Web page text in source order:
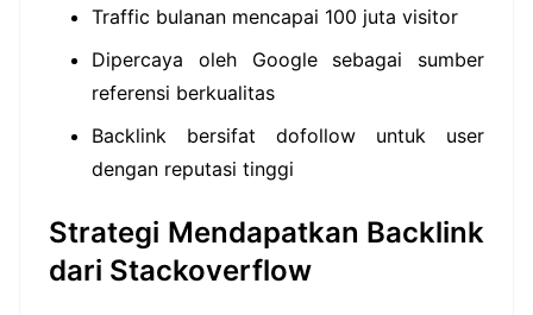
Traffic bulanan mencapai 100 juta visitor
Dipercaya oleh Google sebagai sumber
referensi berkualitas
Backlink bersifat dofollow untuk user
dengan reputasi tinggi
Strategi Mendapatkan Backlink
dari Stackoverflow